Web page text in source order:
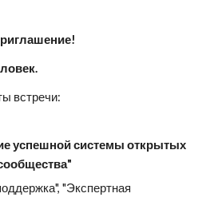
встречи:
успешной системы открытых
"Экспертная